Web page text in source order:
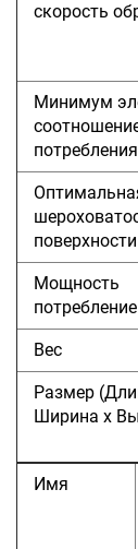
скорость
Минимум
потребления
поверхности
Мощность
потребление
Вес
Размер
Ширина x
Имя